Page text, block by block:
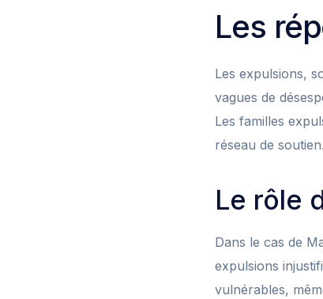
Les
Les expulsions,
vagues de
Les familles
réseau de soutien.
Le rôle
Dans le cas de
expulsions
vulnérables,